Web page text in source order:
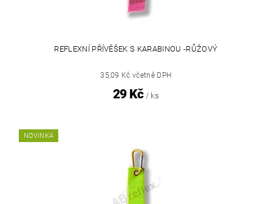
REFLEXNÍ PŘÍVĚŠEK S KARABINOU -RŮŽOVÝ
35,09 Kč včetně DPH
29 Kč / ks
NOVINKA